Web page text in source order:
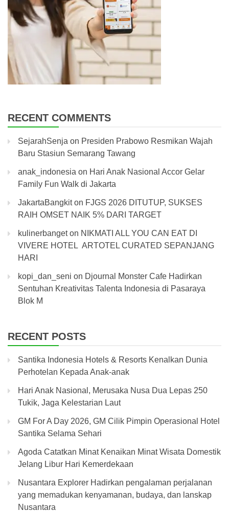
RECENT COMMENTS
SejarahSenja on Presiden Prabowo Resmikan Wajah
Baru Stasiun Semarang Tawang
anak_indonesia on Hari Anak Nasional Accor Gelar
Family Fun Walk di Jakarta
JakartaBangkiton FJGS 2026 DITUTUP, SUKSES
RAIH OMSET NAIK 5% DARI TARGET
kulinerbangeton NIKMATI ALL YOU CAN EAT DI
VIVERE HOTEL ARTOTEL CURATED SEPANJANG
HARI
kopi_dan_seni on Djournal Monster Cafe Hadirkan
Sentuhan Kreativitas Talenta Indonesia di Pasaraya
Blok M
RECENT POSTS
Santika Indonesia Hotels & Resorts Kenalkan Dunia
Perhotelan Kepada Anak-anak
Hari Anak Nasional, Merusaka Nusa Dua Lepas 250
Tukik, Jaga Kelestarian Laut
GM For A Day 2026, GM Cilik Pimpin Operasional Hotel
Santika Selama Sehari
Agoda Catatkan Minat Kenaikan Minat Wisata Domestik
Jelang Libur Hari Kemerdekaan
Nusantara Explorer Hadirkan pengalaman perjalanan
yang memadukan kenyamanan, budaya, dan lanskap
Nusantara